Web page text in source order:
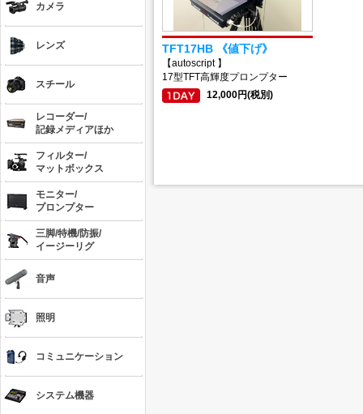
カメラ
レンズ
スチール
レコーダー/
記録メディアほか
フィルター/
マットボックス
モニター/
プロンプター
三脚/特機/防振/
イージーリグ
音声
照明
コミュニケーション
システム機器
TFT17HB 《値下げ》
【autoscript 】
17型TFT高輝度プロンプター
12,000円(税別)